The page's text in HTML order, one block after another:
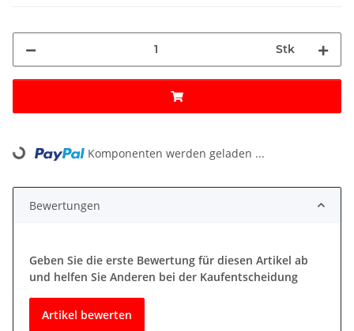
Stk
Loading... Komponenten werden geladen ...
Bewertungen
Geben Sie die erste Bewertung für diesen Artikel ab
und helfen Sie Anderen bei der Kaufentscheidung
Artikel bewerten